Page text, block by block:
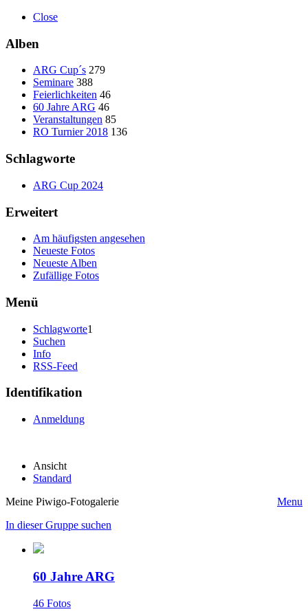
Close
Alben
ARG Cup´s 279
Seminare 388
Feierlichkeiten 46
60 Jahre ARG 46
Veranstaltungen 85
RO Turnier 2018 136
Schlagworte
ARG Cup 2024
Erweitert
Am häufigsten angesehen
Neueste Fotos
Neueste Alben
Zufällige Fotos
Menü
Schlagworte1
Suchen
Info
RSS-Feed
Identifikation
Anmeldung
Ansicht
Standard
Meine Piwigo-Fotogalerie
Menu
In dieser Gruppe suchen
60 Jahre ARG
46 Fotos